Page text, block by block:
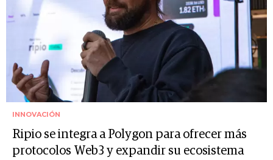
INNOVACIÓN
Ripio se integra a Polygon para ofrecer más
protocolos Web3 y expandir su ecosistema